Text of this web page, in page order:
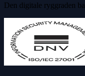
Den digitale ryggraden